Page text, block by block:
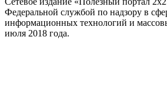
Федеральной службой по надзору в
информационных технологий и
июля 2018 года.